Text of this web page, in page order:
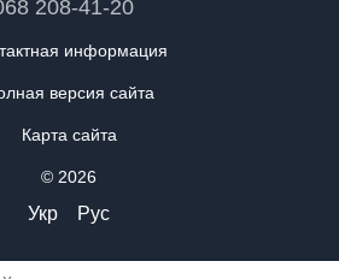
208-41-20
информация
версия сайта
Карта сайта
© 2026
Укр Рус